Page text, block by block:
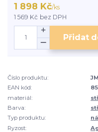
1 898 Kč/ks
1 569 Kč bez DPH
Přidat
Číslo produktu:
EAN kód:
materiál:
Barva:
Typ produktu:
Ryzost: